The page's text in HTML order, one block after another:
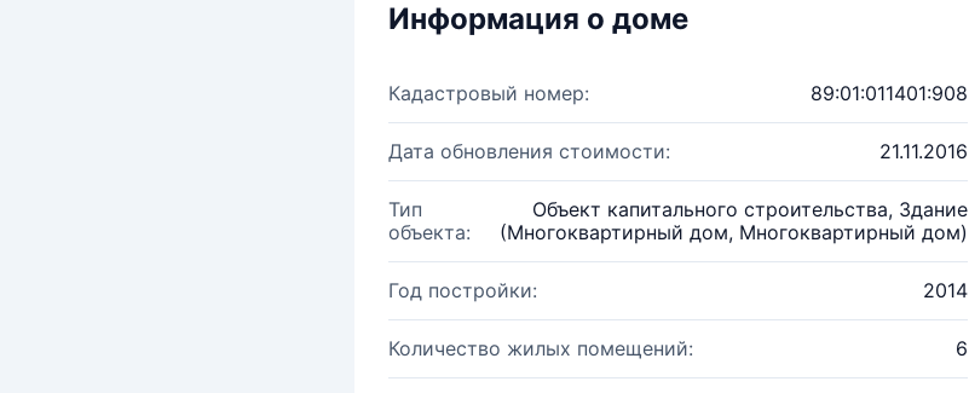
Информация о доме
Кадастровый номер: 89:01:011401:908
Дата обновления стоимости: 21.11.2016
Тип
объекта:
Объект капитального строительства, Здание
(Многоквартирный дом, Многоквартирный дом)
Год постройки: 2014
Количество жилых помещений: 6